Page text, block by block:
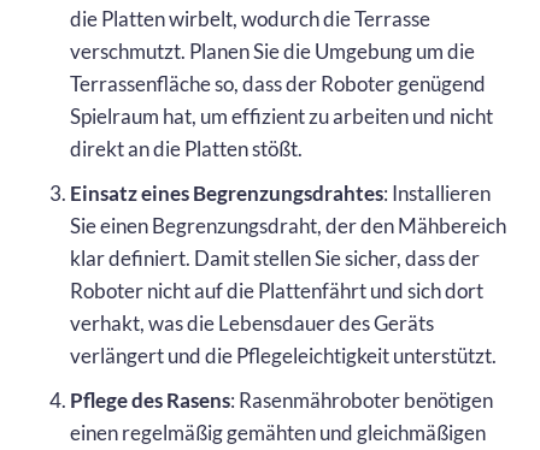
die Platten wirbelt, wodurch die Terrasse
verschmutzt. Planen Sie die Umgebung um die
Terrassenfläche so, dass der Roboter genügend
Spielraum hat, um effizient zu arbeiten und nicht
direkt an die Platten stößt.
Einsatz eines Begrenzungsdrahtes: Installieren
Sie einen Begrenzungsdraht, der den Mähbereich
klar definiert. Damit stellen Sie sicher, dass der
Roboter nicht auf die Plattenfährt und sich dort
verhakt, was die Lebensdauer des Geräts
verlängert und die Pflegeleichtigkeit unterstützt.
Pflege des Rasens: Rasenmähroboter benötigen
einen regelmäßig gemähten und gleichmäßigen